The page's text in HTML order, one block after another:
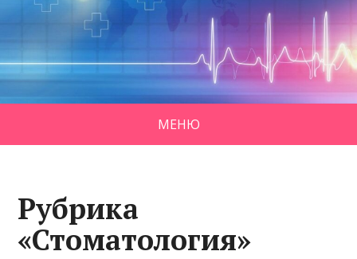
МЕНЮ
Рубрика
«Стоматология»